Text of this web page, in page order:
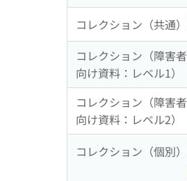
コレクション（共通）
コレクション（障害者
向け資料：レベル1）
コレクション（障害者
向け資料：レベル2）
コレクション（個別）